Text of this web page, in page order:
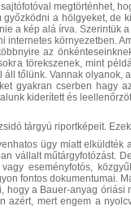
megtörténhet,
a hölgyeket, de
a kép alá írva. Szerintük
környezetben.
az
törekszenek, mint
tőlünk. Vannak olyanok,
gyakran cserben hagy
kiderített és
tárgyú riportképeit.
ügy miatt elküldték
vállalt műtárgyfotózást.
eseményfotós,
fontos dokumentumai.
a Bauer-anyag óriási
azért, mert engem a